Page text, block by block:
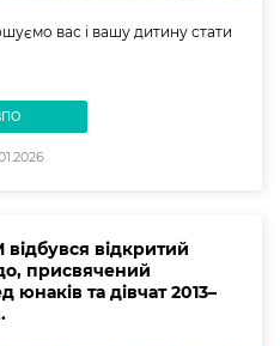
вас і вашу дитину стати
відкритий
присвячений
юнаків та дівчат 2013–